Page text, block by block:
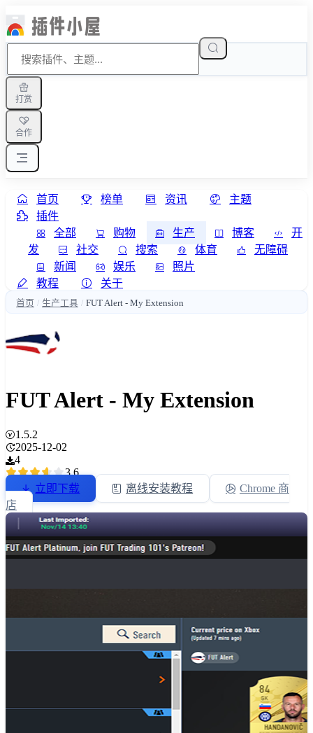
打赏
合作
首页 榜单 资讯
主题
插件
全部
购物 生产 博客
开
发
社交 搜索 体育
无障碍
新闻
娱乐
照片
教程
关于
首页 / 生产工具 / FUT Alert - My Extension
FUT Alert - My Extension
1.5.2
2025-12-02
4
3.6
立即下载
离线安装教程
Chrome 商
店